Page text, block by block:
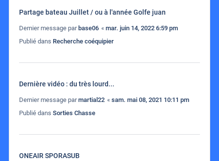
Partage bateau Juillet / ou à l'année Golfe juan
Dernier message par base06 « mar. juin 14, 2022 6:59 pm
Publié dans Recherche coéquipier
Dernière vidéo : du très lourd...
Dernier message parmartial22 « sam. mai 08, 2021 10:11 pm
Publié dans Sorties Chasse
ONEAIR SPORASUB